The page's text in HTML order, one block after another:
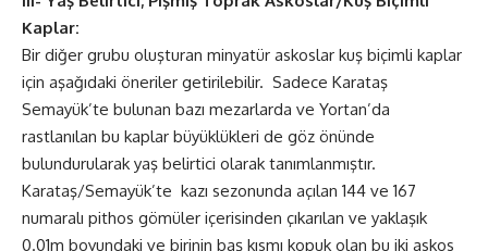
Kaplar:
Bir diğer grubu oluşturan minyatür askoslar kuş biçimli kaplar
için aşağıdaki öneriler getirilebilir. Sadece Karataş
Semayük’te bulunan bazı mezarlarda ve Yortan’da
rastlanılan bu kaplar büyüklükleri de göz önünde
bulundurularak yaş belirtici olarak tanımlanmıştır.
Karataş/Semayük’te kazı sezonunda açılan 144 ve 167
numaralı pithos gömüler içerisinden çıkarılan ve yaklaşık
0.01m boyundaki ve birinin baş kısmı kopuk olan bu iki askos